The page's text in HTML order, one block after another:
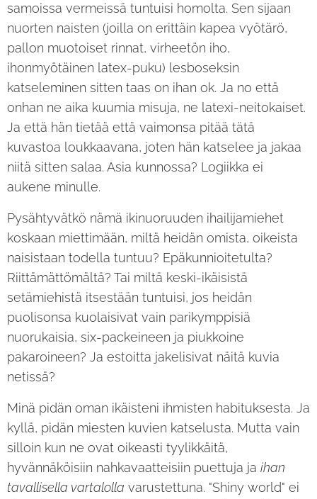
samoissa vermeissä tuntuisi homolta. Sen sijaan
nuorten naisten (joilla on erittäin kapea vyötärö,
pallon muotoiset rinnat, virheetön iho,
ihonmyötäinen latex-puku) lesboseksin
katseleminen sitten taas on ihan ok. Ja no että
onhan ne aika kuumia misuja, ne latexi-neitokaiset.
Ja että hän tietää että vaimonsa pitää tätä
kuvastoa loukkaavana, joten hän katselee ja jakaa
niitä sitten salaa. Asia kunnossa? Logiikka ei
aukene minulle.
Pysähtyvätkö nämä ikinuoruuden ihailijamiehet
koskaan miettimään, miltä heidän omista, oikeista
naisistaan todella tuntuu? Epäkunnioitetulta?
Riittämättömältä? Tai miltä keski-ikäisistä
setämiehistä itsestään tuntuisi, jos heidän
puolisonsa kuolaisivat vain parikymppisiä
nuorukaisia, six-packeineen ja piukkoine
pakaroineen? Ja estoitta jakelisivat näitä kuvia
netissä?
Minä pidän oman ikäisteni ihmisten habituksesta. Ja
kyllä, pidän miesten kuvien katselusta. Mutta vain
silloin kun ne ovat oikeasti tyylikkäitä,
hyvännäköisiin nahkavaatteisiin puettuja ja ihan
tavallisella vartalolla varustettuna. "Shiny world" ei